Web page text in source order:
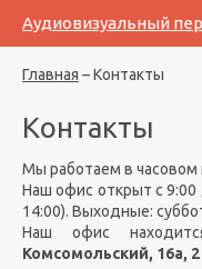
Аудиовизуальный
Главная –Контакты
Контакты
Мы работаем в часовом
Наш офис открыт с 9:00
14:00). Выходные:
Наш офис
Комсомольский, 16а,